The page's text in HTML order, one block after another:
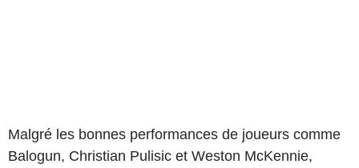
Malgré les bonnes performances de joueurs comme
Balogun, Christian Pulisic et Weston McKennie,